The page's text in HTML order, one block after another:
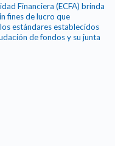
Financiera (ECFA) brinda
fines de lucro que
estándares establecidos
de fondos y su junta